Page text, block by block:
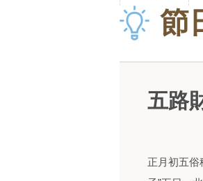
節
五路
正月初五俗